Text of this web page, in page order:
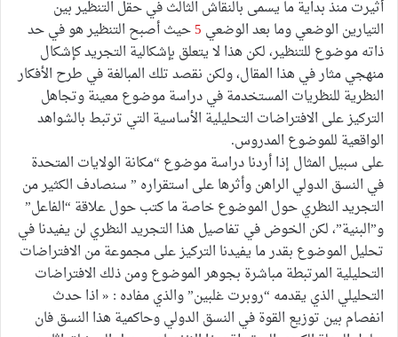
أثيرت منذ بداية ما يسمى بالنقاش الثالث في حقل التنظير بين
التيارين الوضعي وما بعد الوضعي 5حيث أصبح التنظير هو في حد
ذاته موضوع للتنظير، لكن هذا لا يتعلق بإشكالية التجريد كإشكال
منهجي مثار في هذا المقال، ولكن نقصد تلك المبالغة في طرح الأفكار
النظرية للنظريات المستخدمة في دراسة موضوع معينة وتجاهل
التركيز على الافتراضات التحليلية الأساسية التي ترتبط بالشواهد
الواقعية للموضوع المدروس.
على سبيل المثال إذا أردنا دراسة موضوع “مكانة الولايات المتحدة
في النسق الدولي الراهن وأثرها على استقراره ” سنصادف الكثير من
التجريد النظري حول الموضوع خاصة ما كتب حول علاقة “الفاعل”
و”البنية”، لكن الخوض في تفاصيل هذا التجريد النظري لن يفيدنا في
تحليل الموضوع بقدر ما يفيدنا التركيز على مجموعة من الافتراضات
التحليلية المرتبطة مباشرة بجوهر الموضوع ومن ذلك الافتراضات
التحليلي الذي يقدمه “روبرت غلبين” والذي مفاده : « اذا حدث
انفصام بين توزيع القوة في النسق الدولي وحاكمية هذا النسق فان